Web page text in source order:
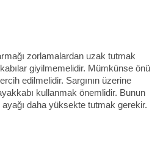
zorlamalardan uzak tutmak
giyilmemelidir. Mümkünse önü
edilmelidir. Sargının üzerine
kullanmak önemlidir. Bunun
daha yüksekte tutmak gerekir.